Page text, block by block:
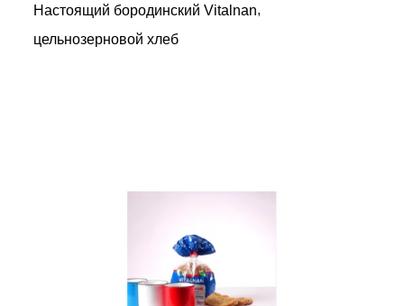
Настоящий бородинский Vitalnan,
цельнозерновой хлеб